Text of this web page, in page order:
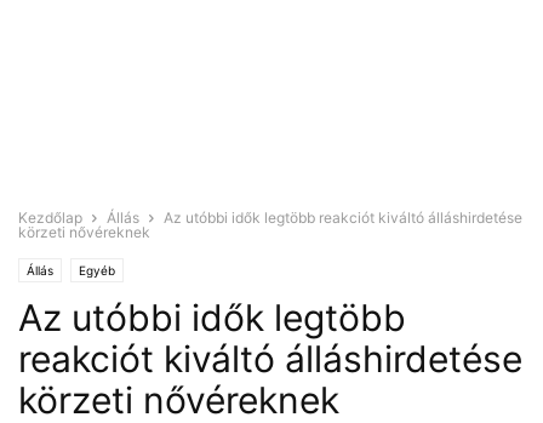
Kezdőlap Állás
Az utóbbi idők legtöbb reakciót kiváltó álláshirdetése
körzeti nővéreknek
Állás Egyéb
Az utóbbi idők legtöbb
reakciót kiváltó álláshirdetése
körzeti nővéreknek